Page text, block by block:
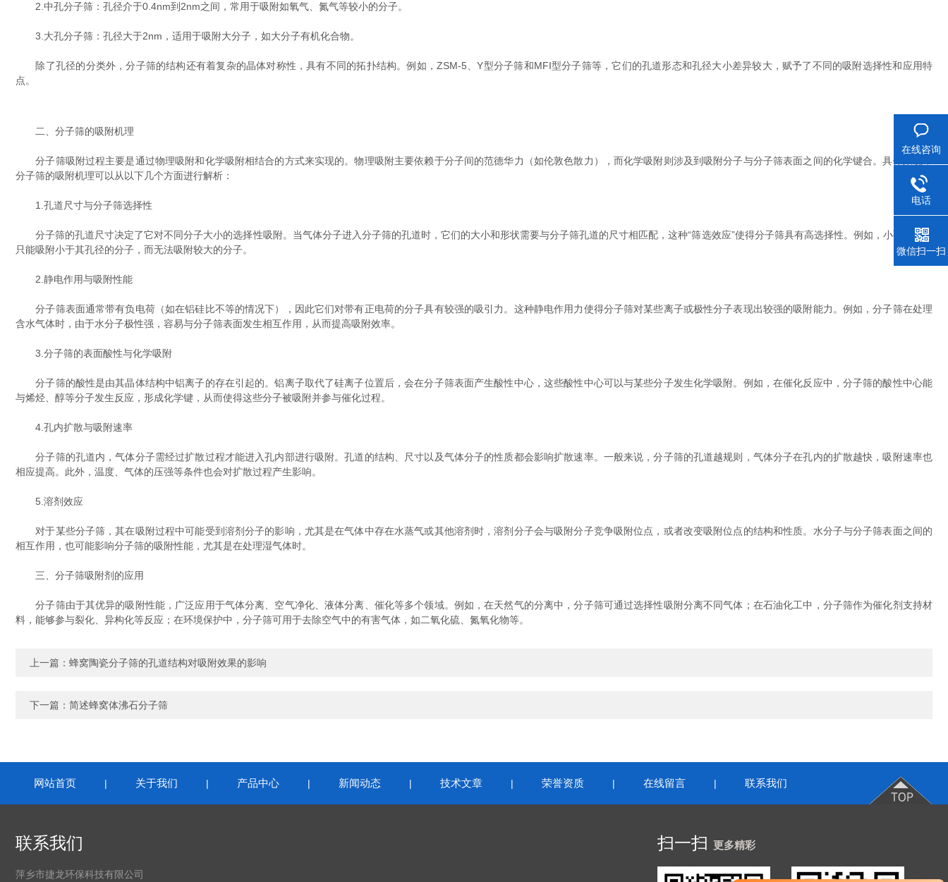
2.中孔分子筛：孔径介于0.4nm到2nm之间，常用于吸附如氧气、氮气等较小的分子。
3.大孔分子筛：孔径大于2nm，适用于吸附大分子，如大分子有机化合物。
除了孔径的分类外，分子筛的结构还有着复杂的晶体对称性，具有不同的拓扑结构。例如，ZSM-5、Y型分子筛和MFI型分子筛等，它们的孔道形态和孔径大小差异较大，赋予了不同的吸附选择性和应用特
点。
二、分子筛的吸附机理
分子筛吸附过程主要是通过物理吸附和化学吸附相结合的方式来实现的。物理吸附主要依赖于分子间的范德华力（如伦敦色散力），而化学吸附则涉及到吸附分子与分子筛表面之间的化学键合。具体来说，
分子筛的吸附机理可以从以下几个方面进行解析：
1.孔道尺寸与分子筛选择性
分子筛的孔道尺寸决定了它对不同分子大小的选择性吸附。当气体分子进入分子筛的孔道时，它们的大小和形状需要与分子筛孔道的尺寸相匹配，这种“筛选效应”使得分子筛具有高选择性。例如，小孔分子筛
只能吸附小于其孔径的分子，而无法吸附较大的分子。
2.静电作用与吸附性能
分子筛表面通常带有负电荷（如在铝硅比不等的情况下），因此它们对带有正电荷的分子具有较强的吸引力。这种静电作用力使得分子筛对某些离子或极性分子表现出较强的吸附能力。例如，分子筛在处理
含水气体时，由于水分子极性强，容易与分子筛表面发生相互作用，从而提高吸附效率。
3.分子筛的表面酸性与化学吸附
分子筛的酸性是由其晶体结构中铝离子的存在引起的。铝离子取代了硅离子位置后，会在分子筛表面产生酸性中心，这些酸性中心可以与某些分子发生化学吸附。例如，在催化反应中，分子筛的酸性中心能
与烯烃、醇等分子发生反应，形成化学键，从而使得这些分子被吸附并参与催化过程。
4.孔内扩散与吸附速率
分子筛的孔道内，气体分子需经过扩散过程才能进入孔内部进行吸附。孔道的结构、尺寸以及气体分子的性质都会影响扩散速率。一般来说，分子筛的孔道越规则，气体分子在孔内的扩散越快，吸附速率也
相应提高。此外，温度、气体的压强等条件也会对扩散过程产生影响。
5.溶剂效应
对于某些分子筛，其在吸附过程中可能受到溶剂分子的影响，尤其是在气体中存在水蒸气或其他溶剂时，溶剂分子会与吸附分子竞争吸附位点，或者改变吸附位点的结构和性质。水分子与分子筛表面之间的
相互作用，也可能影响分子筛的吸附性能，尤其是在处理湿气体时。
三、分子筛吸附剂的应用
分子筛由于其优异的吸附性能，广泛应用于气体分离、空气净化、液体分离、催化等多个领域。例如，在天然气的分离中，分子筛可通过选择性吸附分离不同气体；在石油化工中，分子筛作为催化剂支持材
料，能够参与裂化、异构化等反应；在环境保护中，分子筛可用于去除空气中的有害气体，如二氧化硫、氮氧化物等。
上一篇： 蜂窝陶瓷分子筛的孔道结构对吸附效果的影响
下一篇： 简述蜂窝体沸石分子筛
网站首页 | 关于我们 | 产品中心 | 新闻动态 | 技术文章 | 荣誉资质 | 在线留言 | 联系我们
联系我们
萍乡市捷龙环保科技有限公司
扫一扫 更多精彩
在线咨询
电话
微信扫一扫